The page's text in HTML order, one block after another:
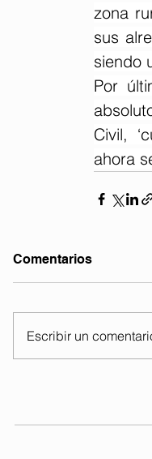
zona
sus
siendo
Por
Civil,
ahora
Comentarios
Escribir un